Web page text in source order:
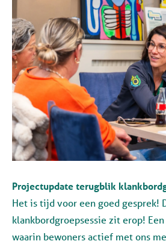
Projectupdate terugblik
Het is tijd voor een goed gesprek!
klankbordgroepsessie zit erop!
waarin bewoners actief met ons